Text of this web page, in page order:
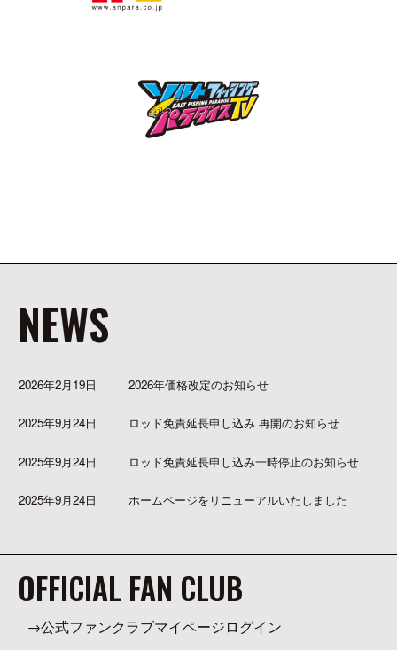
NEWS
2026年2月19日 2026年価格改定のお知らせ
2025年9月24日 ロッド免責延長申し込み 再開のお知らせ
2025年9月24日 ロッド免責延長申し込み一時停止のお知らせ
2025年9月24日 ホームページをリニューアルいたしました
OFFICIAL FAN CLUB
公式ファンクラブマイページログイン